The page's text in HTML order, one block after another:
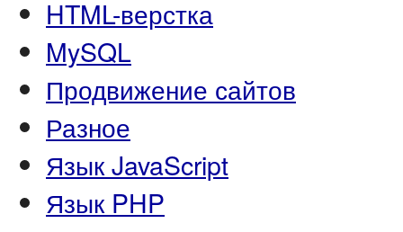
HTML-верстка
MySQL
Продвижение сайтов
Разное
Язык JavaScript
Язык PHP